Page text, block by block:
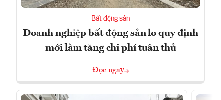
Bất động sản
Doanh nghiệp bất động sản lo quy định
mới làm tăng chi phí tuân thủ
Đọc ngay